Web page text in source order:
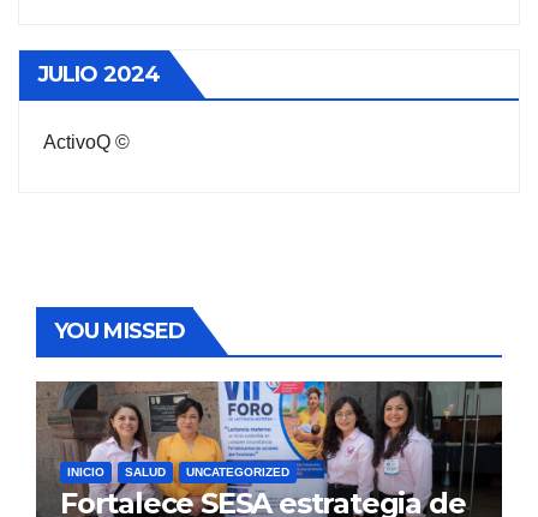
JULIO 2024
ActivoQ ©
YOU MISSED
INICIO SALUD UNCATEGORIZED
Fortalece SESA estrategia de